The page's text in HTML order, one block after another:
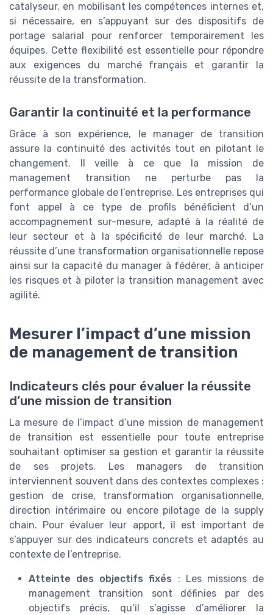
catalyseur, en mobilisant les compétences internes et,
si nécessaire, en s’appuyant sur des dispositifs de
portage salarial pour renforcer temporairement les
équipes. Cette flexibilité est essentielle pour répondre
aux exigences du marché français et garantir la
réussite de la transformation.
Garantir la continuité et la performance
Grâce à son expérience, le manager de transition
assure la continuité des activités tout en pilotant le
changement. Il veille à ce que la mission de
management transition ne perturbe pas la
performance globale de l’entreprise. Les entreprises qui
font appel à ce type de profils bénéficient d’un
accompagnement sur-mesure, adapté à la réalité de
leur secteur et à la spécificité de leur marché. La
réussite d’une transformation organisationnelle repose
ainsi sur la capacité du manager à fédérer, à anticiper
les risques et à piloter la transition management avec
agilité.
Mesurer l’impact d’une mission
de management de transition
Indicateurs clés pour évaluer la réussite
d’une mission de transition
La mesure de l’impact d’une mission de management
de transition est essentielle pour toute entreprise
souhaitant optimiser sa gestion et garantir la réussite
de ses projets. Les managers de transition
interviennent souvent dans des contextes complexes :
gestion de crise, transformation organisationnelle,
direction intérimaire ou encore pilotage de la supply
chain. Pour évaluer leur apport, il est important de
s’appuyer sur des indicateurs concrets et adaptés au
contexte de l’entreprise.
Atteinte des objectifs fixés : Les missions de
management transition sont définies par des
objectifs précis, qu’il s’agisse d’améliorer la